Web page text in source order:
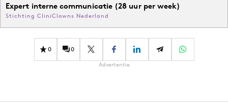
Expert interne communicatie (28 uur per week)
Stichting CliniClowns Nederland
0 0
Advertentie